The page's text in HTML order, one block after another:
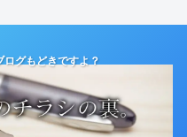
グもどきですよ？